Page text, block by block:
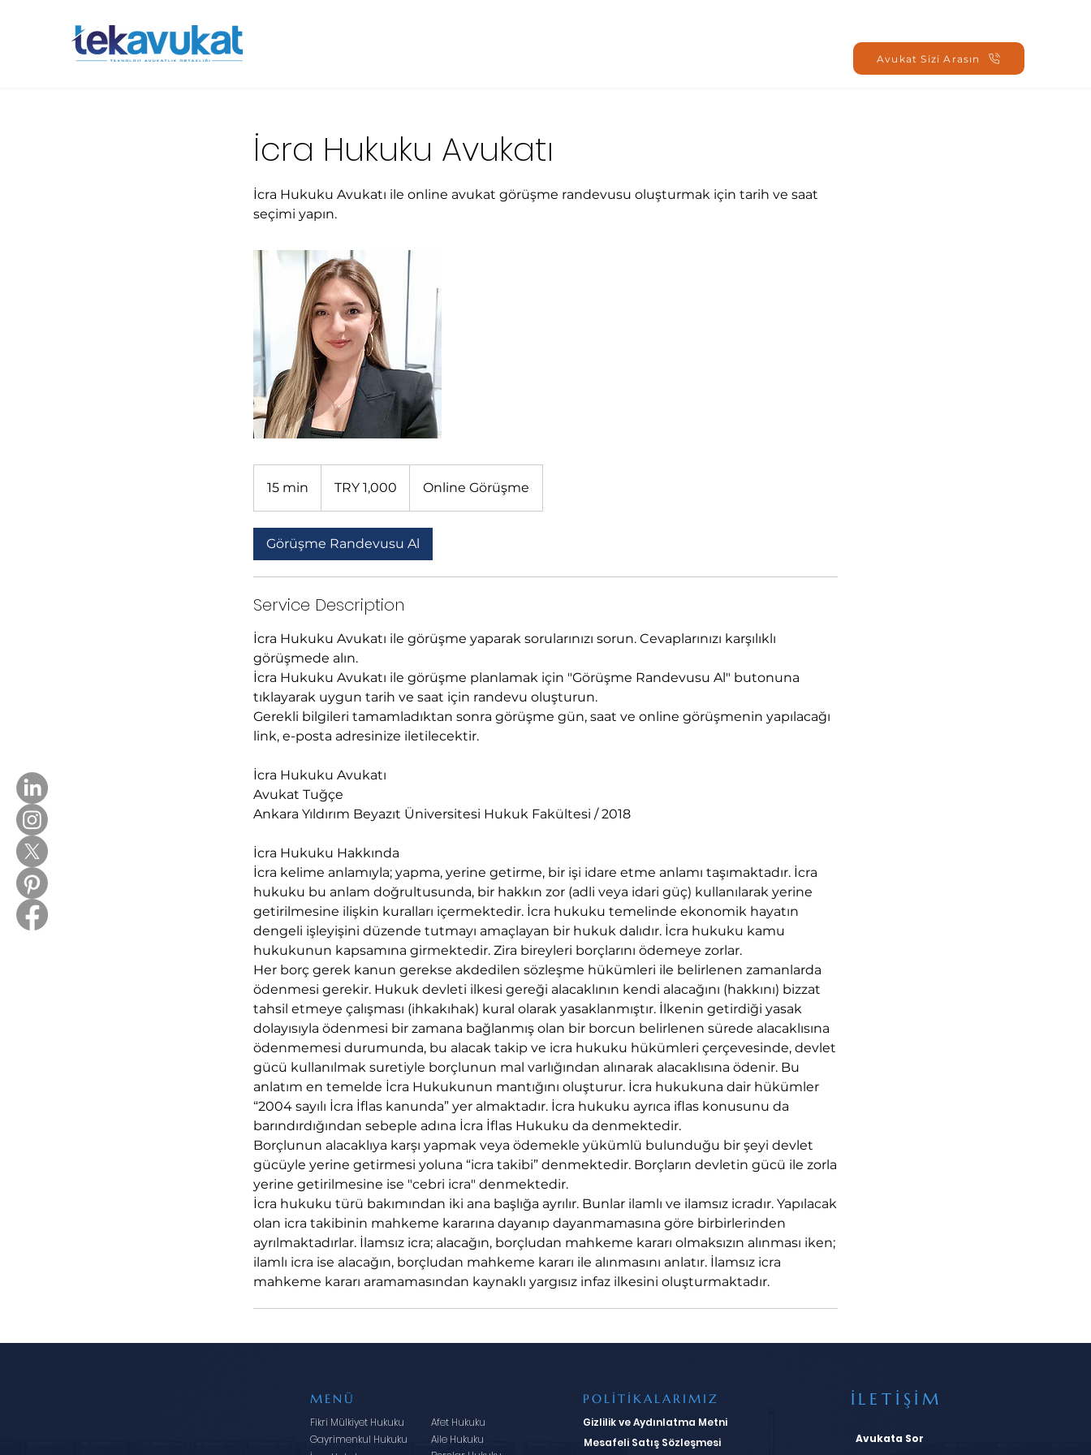
Avukat Sizi Arasın
İcra Hukuku Avukatı
İcra Hukuku Avukatı ile online avukat görüşme randevusu oluşturmak için tarih ve saat
seçimi yapın.
15 min
5
m
i
n
TRY 1,000 Online Görüşme
Görüşme Randevusu Al
Service Description
İcra Hukuku Avukatı ile görüşme yaparak sorularınızı sorun. Cevaplarınızı karşılıklı
görüşmede alın.
İcra Hukuku Avukatı ile görüşme planlamak için "Görüşme Randevusu Al" butonuna
tıklayarak uygun tarih ve saat için randevu oluşturun.
Gerekli bilgileri tamamladıktan sonra görüşme gün, saat ve online görüşmenin yapılacağı
link, e-posta adresinize iletilecektir.
İcra Hukuku Avukatı
Avukat Tuğçe
Ankara Yıldırım Beyazıt Üniversitesi Hukuk Fakültesi / 2018
İcra Hukuku Hakkında
İcra kelime anlamıyla; yapma, yerine getirme, bir işi idare etme anlamı taşımaktadır. İcra
hukuku bu anlam doğrultusunda, bir hakkın zor (adli veya idari güç) kullanılarak yerine
getirilmesine ilişkin kuralları içermektedir. İcra hukuku temelinde ekonomik hayatın
dengeli işleyişini düzende tutmayı amaçlayan bir hukuk dalıdır. İcra hukuku kamu
hukukunun kapsamına girmektedir. Zira bireyleri borçlarını ödemeye zorlar.
Her borç gerek kanun gerekse akdedilen sözleşme hükümleri ile belirlenen zamanlarda
ödenmesi gerekir. Hukuk devleti ilkesi gereği alacaklının kendi alacağını (hakkını) bizzat
tahsil etmeye çalışması (ihkakıhak) kural olarak yasaklanmıştır. İlkenin getirdiği yasak
dolayısıyla ödenmesi bir zamana bağlanmış olan bir borcun belirlenen sürede alacaklısına
ödenmemesi durumunda, bu alacak takip ve icra hukuku hükümleri çerçevesinde, devlet
gücü kullanılmak suretiyle borçlunun mal varlığından alınarak alacaklısına ödenir. Bu
anlatım en temelde İcra Hukukunun mantığını oluşturur. İcra hukukuna dair hükümler
“2004 sayılı İcra İflas kanunda” yer almaktadır. İcra hukuku ayrıca iflas konusunu da
barındırdığından sebeple adına İcra İflas Hukuku da denmektedir.
Borçlunun alacaklıya karşı yapmak veya ödemekle yükümlü bulunduğu bir şeyi devlet
gücüyle yerine getirmesi yoluna “icra takibi” denmektedir. Borçların devletin gücü ile zorla
yerine getirilmesine ise "cebri icra" denmektedir.
İcra hukuku türü bakımından iki ana başlığa ayrılır. Bunlar ilamlı ve ilamsız icradır. Yapılacak
olan icra takibinin mahkeme kararına dayanıp dayanmamasına göre birbirlerinden
ayrılmaktadırlar. İlamsız icra; alacağın, borçludan mahkeme kararı olmaksızın alınması iken;
ilamlı icra ise alacağın, borçludan mahkeme kararı ile alınmasını anlatır. İlamsız icra
mahkeme kararı aramamasından kaynaklı yargısız infaz ilkesini oluşturmaktadır.
MENÜ
Fikri Mülkiyet Hukuku
Gayrimenkul Hukuku
Afet Hukuku
Aile Hukuku
POLİTİKALARIMIZ
Gizlilik ve Aydınlatma Metni
Mesafeli Satış Sözleşmesi
İLETİŞİM
Avukata Sor